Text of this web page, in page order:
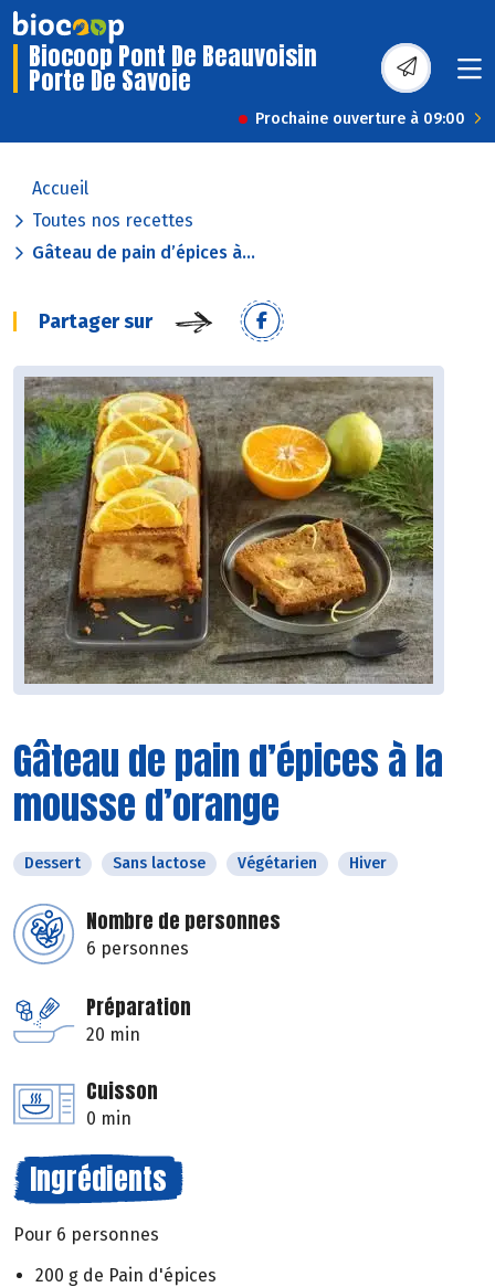
Biocoop Pont De Beauvoisin
Porte De Savoie
Prochaine ouverture à 09:00
Accueil
Toutes nos recettes
Gâteau de pain d’épices à...
Partager sur
Gâteau de pain d’épices à la
mousse d’orange
Dessert Sans lactose Végétarien Hiver
Nombre de personnes
6 personnes
Préparation
20 min
Cuisson
0 min
Ingrédients
Pour 6 personnes
200 g de Pain d'épices